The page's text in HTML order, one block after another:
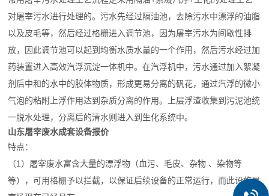
对屠宰污水进行处理的。污水先经过隔油池，去除污水中漂浮的油脂
以及皮毛等，然后经过格栅进入调节池，因为屠宰污水为间歇性排
放，因此调节池可以起到均衡水质水量的一个作用，然后污水经过加
药装置进入高效汽浮沉淀一体机中。在汽浮机中，污水通过加入絮凝
剂后中和的水中的胶体物质，形成更易分离的矾花，通过汽浮的微小
气泡的粘附上浮作用达到杂质分离的作用。上层浮渣收集到污泥池统
一脱水处理，分离后的清水则进入到生化系统中。
山东屠宰废水成套设备报价
特点：
（1）屠宰废水富含大量的漂浮物（血污、毛皮、杂物 、染物等
等），可用格栅予以拦截，以保证后续设备的正常运行，而此设施屠